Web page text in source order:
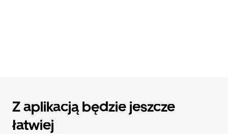
Z aplikacją będzie jeszcze
łatwiej